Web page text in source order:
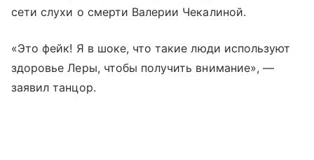
сети слухи о смерти Валерии Чекалиной.
«Это фейк! Я в шоке, что такие люди используют
здоровье Леры, чтобы получить внимание», —
заявил танцор.